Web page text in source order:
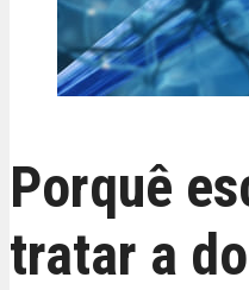
Porquê
tratar a